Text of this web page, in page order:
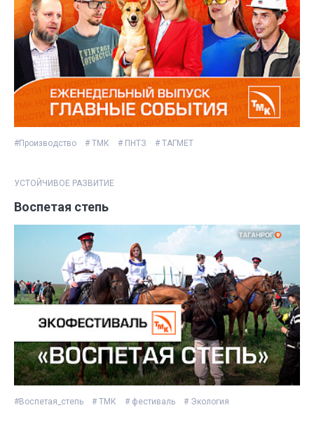
#Производство # ТМК # ПНТЗ # ТАГМЕТ
УСТОЙЧИВОЕ РАЗВИТИЕ
Воспетая степь
#Воспетая_степь # ТМК # фестиваль # Экология